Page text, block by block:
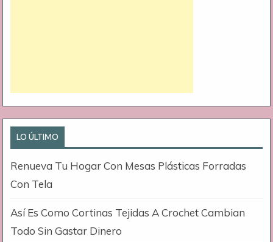
LO ÚLTIMO
Renueva Tu Hogar Con Mesas Plásticas Forradas
Con Tela
Así Es Como Cortinas Tejidas A Crochet Cambian
Todo Sin Gastar Dinero